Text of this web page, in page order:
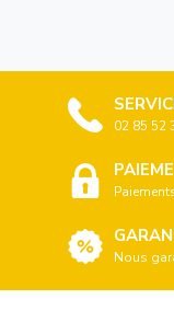
02 85 52
Nous